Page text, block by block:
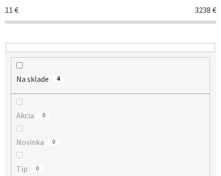
o
d
11€ 3238€
Na sklade 4
Akcia 0
Novinka 0
Tip 0